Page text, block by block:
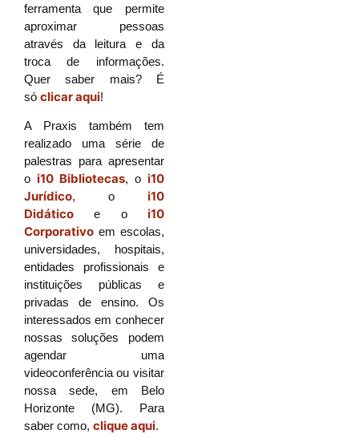
ferramenta que permite
aproximar pessoas
através da leitura e da
troca de informações.
Quer saber mais? É
só clicar aqui!
A Praxis também tem
realizado uma série de
palestras para apresentar
o i10 Bibliotecas, o i10
Jurídico, o i10
Didático e o i10
Corporativo em escolas,
universidades, hospitais,
entidades profissionais e
instituições públicas e
privadas de ensino. Os
interessados em conhecer
nossas soluções podem
agendar uma
videoconferência ou visitar
nossa sede, em Belo
Horizonte (MG). Para
saber como, clique aqui.